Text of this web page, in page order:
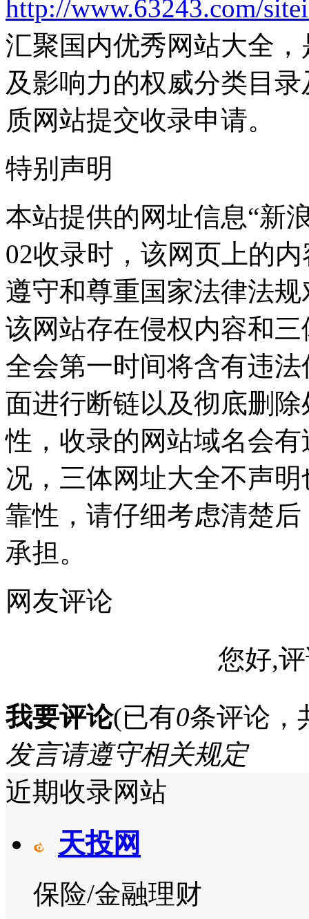
http://www.63243.com/
汇聚国内优秀网站大全
及影响力的权威分类目
质网站提交收录申请。
特别声明
本站提供的网址信息“新
02收录时，该网页上的
遵守和尊重国家法律法
该网站存在侵权内容和
全会第一时间将含有违
面进行断链以及彻底删
性，收录的网站域名会
况，三体网址大全不声
靠性，请仔细考虑清楚
承担。
网友评论
您好,
我要评论(已有0条评论，
发言请遵守相关规定
近期收录网站
天投网
保险/金融理财